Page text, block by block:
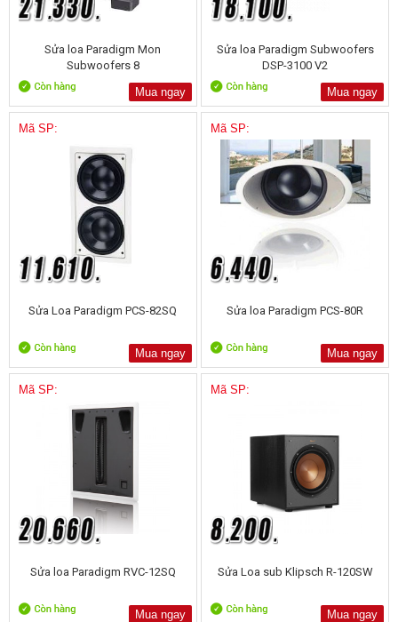
Sửa loa Paradigm Mon
Subwoofers 8
Mua ngay
Sửa loa Paradigm Subwoofers
DSP-3100 V2
Mua ngay
Mã SP:
Sửa Loa Paradigm PCS-82SQ
Mua ngay
Mã SP:
Sửa loa Paradigm PCS-80R
Mua ngay
Mã SP:
Sửa loa Paradigm RVC-12SQ
Mua ngay
Mã SP:
Sửa Loa sub Klipsch R-120SW
Mua ngay